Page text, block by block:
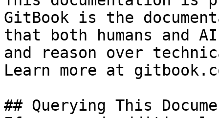
GitBook is the
that both humans and
and reason over
Learn more at
## Querying This